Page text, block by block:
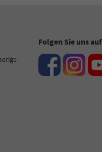
Folgen Sie uns auf